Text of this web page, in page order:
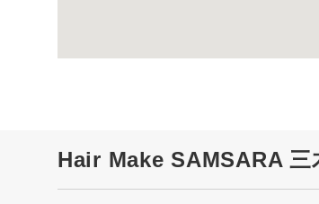
Hair Make SAMSARA 三